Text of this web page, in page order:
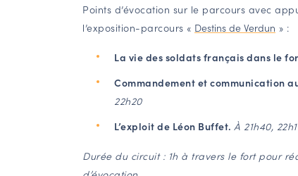
Points d’évocation sur le parcours avec
l’exposition-parcours « Destins de Verdun » :
La vie des soldats français dans le
Commandement et communication
22h20
L’exploit de Léon Buffet. À 21h40,
Durée du circuit : 1h à travers le fort pour